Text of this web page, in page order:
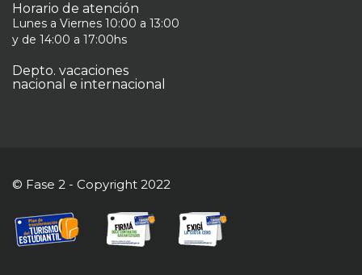
Horario de atención
Lunes a Viernes 10:00 a 13:00
y de 14:00 a 17:00hs
Depto. vacaciones
nacional e internacional
© Fase 2 - Copyright 2022